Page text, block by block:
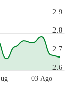
03 Ago
2.6
2.7
2.8
2.9